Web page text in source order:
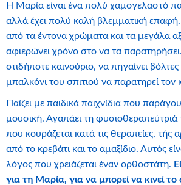
Η Μαρία είναι ένα πολύ χαμογελαστό
αλλά έχει πολύ καλή βλεμματική επαφή.
από τα έντονα χρώματα και τα μεγάλα
αφιερώνει χρόνο στο να τα
οτιδήποτε καινούριο, να πηγαίνει βόλτες
μπαλκόνι του σπιτιού να παρατηρεί τον
Παίζει με παιδικά παιχνίδια που
μουσική. Αγαπάει τη φυσιοθεραπεύτριά
που κουράζεται κατά τις θεραπείες, τής
από το κρεβάτι και το αμαξίδιο. Αυτός
λόγος που χρειάζεται έναν ορθοστάτη.
για τη Μαρία, για να μπορεί να κινεί